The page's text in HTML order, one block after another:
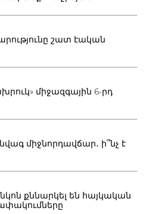
շատ էական
միջազգային 6-րդ
միջնորդավճար․ ի՞նչ է
քննարկել են հայկական